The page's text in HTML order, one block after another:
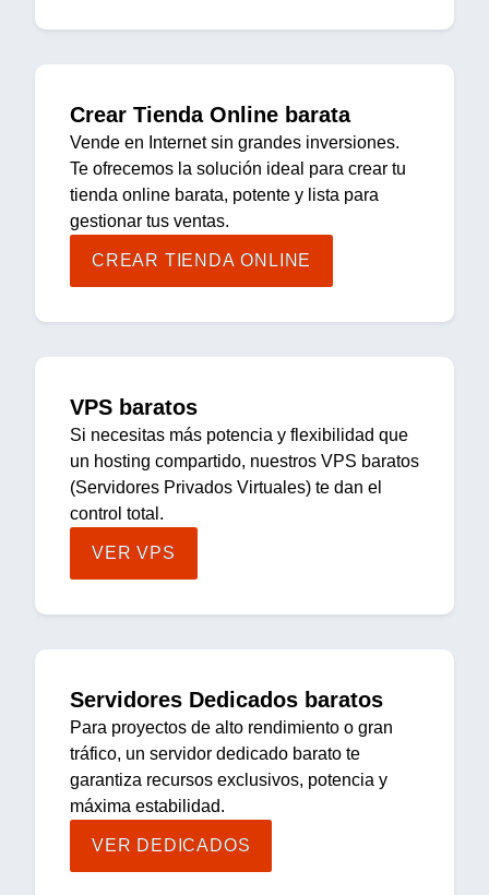
Crear Tienda Online barata
Vende en Internet sin grandes inversiones.
Te ofrecemos la solución ideal para crear tu
tienda online barata, potente y lista para
gestionar tus ventas.
CREAR TIENDA ONLINE
VPS baratos
Si necesitas más potencia y flexibilidad que
un hosting compartido, nuestros VPS baratos
(Servidores Privados Virtuales) te dan el
control total.
VER VPS
Servidores Dedicados baratos
Para proyectos de alto rendimiento o gran
tráfico, un servidor dedicado barato te
garantiza recursos exclusivos, potencia y
máxima estabilidad.
VER DEDICADOS